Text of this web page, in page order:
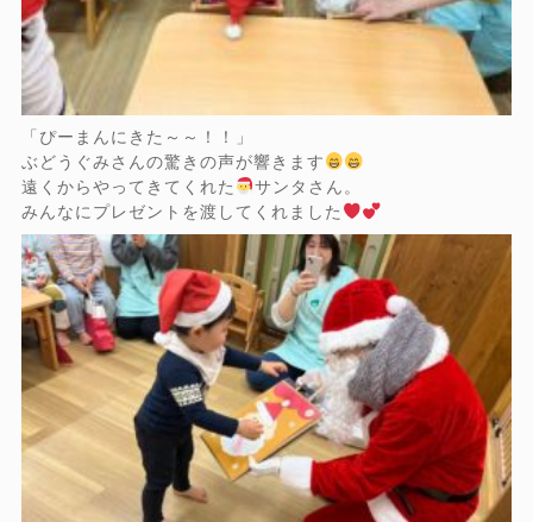
「ぴーまんにきた～～！！」
ぶどうぐみさんの驚きの声が響きます
遠くからやってきてくれた
サンタさん。
みんなにプレゼントを渡してくれました